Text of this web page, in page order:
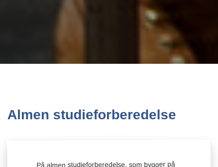
Almen studieforberedelse
På almen studieforberedelse, som bygger på